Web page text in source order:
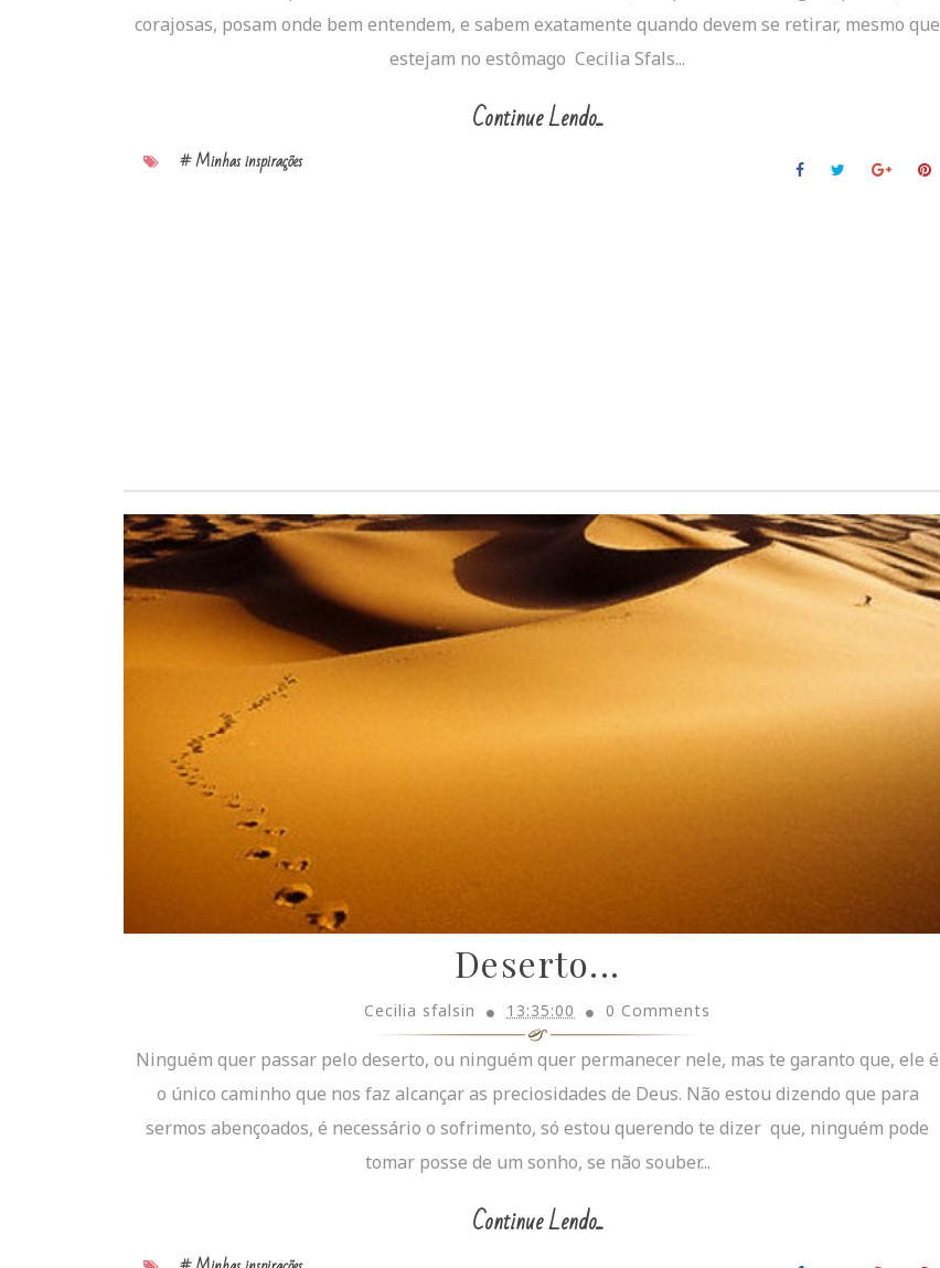
corajosas, posam onde bem entendem, e sabem exatamente quando devem se retirar, mesmo que
estejam no estômago Cecilia Sfals...
Continue Lendo...
# Minhas inspirações
Deserto...
Cecilia sfalsin 13:35:00 0 Comments
Ninguém quer passar pelo deserto, ou ninguém quer permanecer nele, mas te garanto que, ele é
o único caminho que nos faz alcançar as preciosidades de Deus. Não estou dizendo que para
sermos abençoados, é necessário o sofrimento, só estou querendo te dizer que, ninguém pode
tomar posse de um sonho, se não souber...
Continue Lendo...